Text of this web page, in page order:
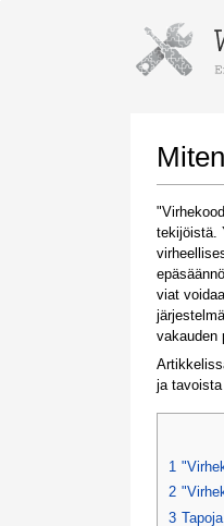
tekijöistä.
viat
vakauden
ja tavoista
1
2
3
Instructions
Once